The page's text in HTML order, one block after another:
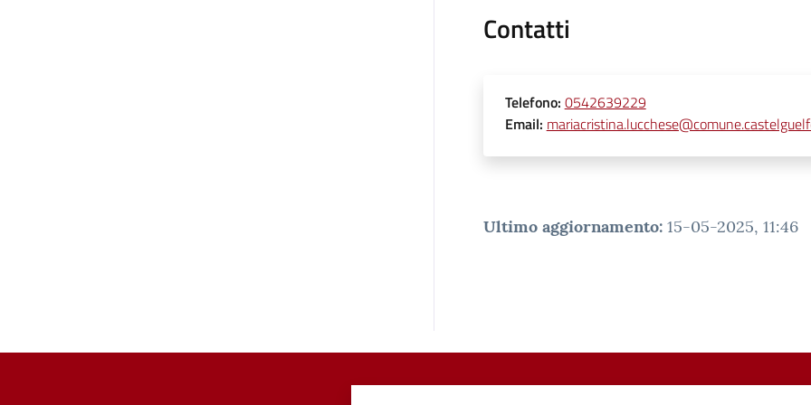
Contatti
Telefono: 0542639229
Email:
Ultimo aggiornamento: 15-05-2025, 11:46